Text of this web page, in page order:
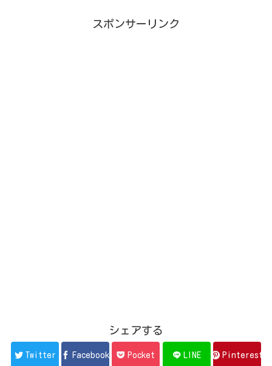
スポンサーリンク
シェアする
Twitter Facebook Pocket LINE Pinterest